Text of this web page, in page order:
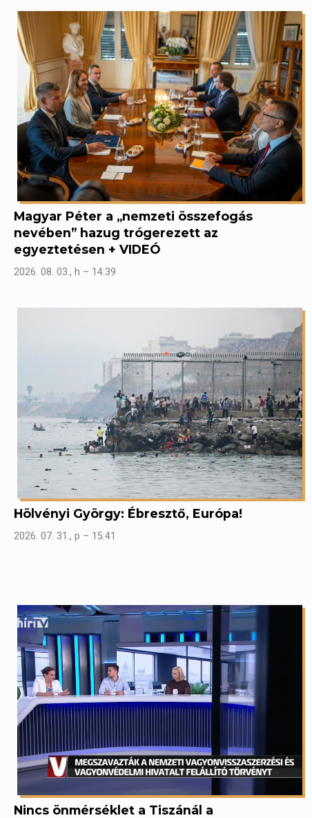
Magyar Péter a „nemzeti összefogás
nevében” hazug trógerezett az
egyeztetésen + VIDEÓ
2026. 08. 03., h – 14:39
Hölvényi György: Ébresztő, Európa!
2026. 07. 31., p – 15:41
Nincs önmérséklet a Tiszánál a